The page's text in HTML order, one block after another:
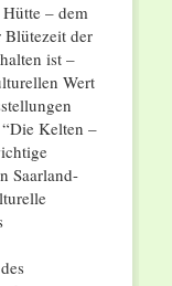
– dem
Blütezeit der
ist –
Wert
Kelten –
Saarland-